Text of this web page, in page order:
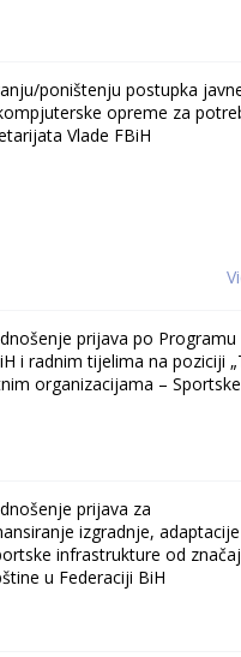
poništenju postupka
opreme za
Vlade FBiH
prijava po Programu
i radnim tijelima na poziciji
organizacijama –
prijava za
izgradnje,
infrastrukture od
u Federaciji BiH